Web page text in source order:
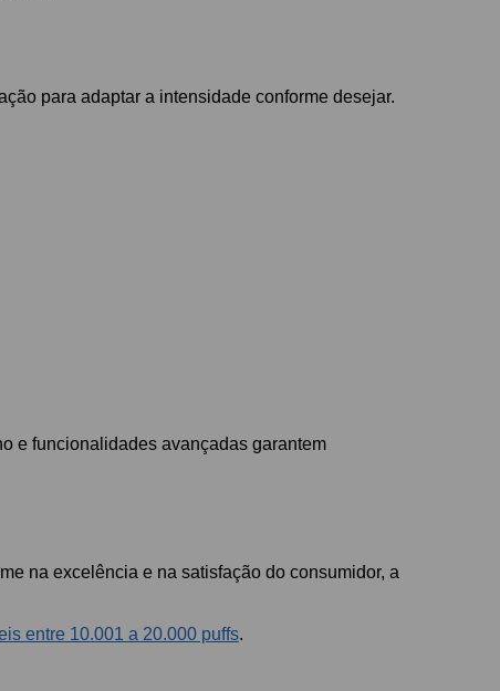
para adaptar a intensidade conforme desejar.
e funcionalidades avançadas garantem
na excelência e na satisfação do consumidor, a
entre 10.001 a 20.000 puffs.